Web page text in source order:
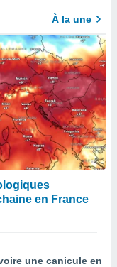
À la une
en France
une canicule en